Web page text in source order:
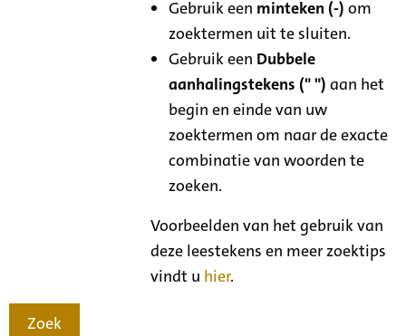
Gebruik een minteken (-) om
zoektermen uit te sluiten.
Gebruik een Dubbele
aanhalingstekens (" ") aan het
begin en einde van uw
zoektermen om naar de exacte
combinatie van woorden te
zoeken.
Voorbeelden van het gebruik van
deze leestekens en meer zoektips
vindt u hier.
Zoek